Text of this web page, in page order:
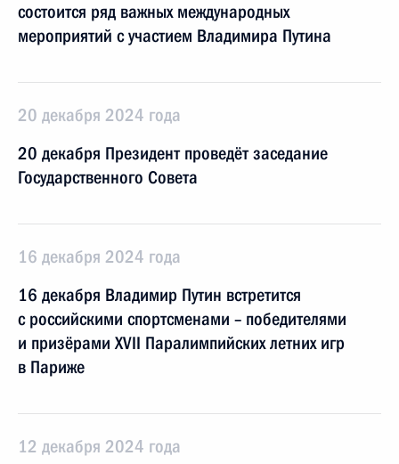
состоится ряд важных международных
мероприятий с участием Владимира Путина
20 декабря 2024 года
20 декабря Президент проведёт заседание
Государственного Cовета
16 декабря 2024 года
16 декабря Владимир Путин встретится
с российскими спортсменами – победителями
и призёрами XVII Паралимпийских летних игр
в Париже
12 декабря 2024 года